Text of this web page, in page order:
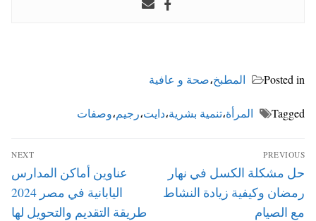
Posted in المطبخ،صحة و عافية
Tagged المرأة،تنمية بشرية،دايت،رجيم،وصفات
تصفّح
المقالات
PREVIOUS
Previous
حل مشكلة الكسل في نهار
رمضان وكيفية زيادة النشاط
مع الصيام
NEXT
Next
post:
عناوين أماكن المدارس
اليابانية في مصر 2024
طريقة التقديم والتحويل لها